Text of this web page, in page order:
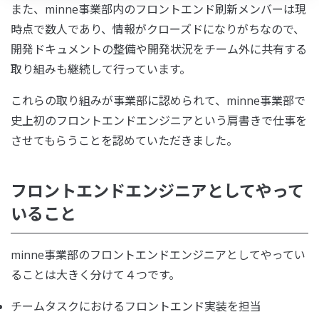
また、minne事業部内のフロントエンド刷新メンバーは現
時点で数人であり、情報がクローズドになりがちなので、
開発ドキュメントの整備や開発状況をチーム外に共有する
取り組みも継続して行っています。
これらの取り組みが事業部に認められて、minne事業部で
史上初のフロントエンドエンジニアという肩書きで仕事を
させてもらうことを認めていただきました。
フロントエンドエンジニアとしてやって
いること
minne事業部のフロントエンドエンジニアとしてやってい
ることは大きく分けて４つです。
チームタスクにおけるフロントエンド実装を担当